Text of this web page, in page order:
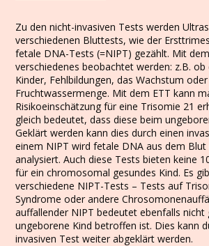
Zu den nicht-invasiven Tests werden
verschiedenen Bluttests, wie der
fetale DNA-Tests (=NIPT) gezählt. Mit
verschiedenes beobachtet werden: z.B.
Kinder, Fehlbildungen, das Wachstum
Fruchtwassermenge. Mit dem ETT kann
Risikoeinschätzung für eine Trisomie 21
gleich bedeutet, dass diese beim
Geklärt werden kann dies durch einen
einem NIPT wird fetale DNA aus dem
analysiert. Auch diese Tests bieten keine
für ein chromosomal gesundes Kind. Es
verschiedene NIPT-Tests – Tests auf
Syndrome oder andere
auffallender NIPT bedeutet ebenfalls nicht
ungeborene Kind betroffen ist. Dies kann
invasiven Test weiter abgeklärt werden.